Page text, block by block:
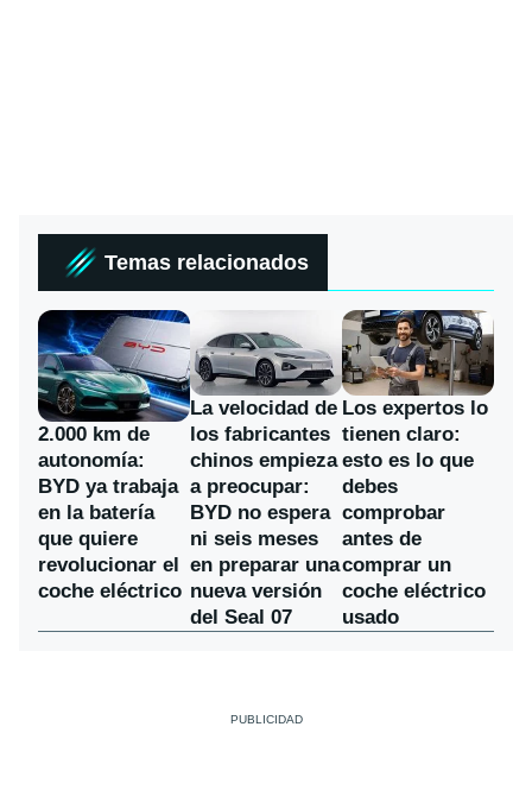
Temas relacionados
2.000 km de
autonomía:
BYD ya trabaja
en la batería
que quiere
revolucionar el
coche eléctrico
La velocidad de
los fabricantes
chinos empieza
a preocupar:
BYD no espera
ni seis meses
en preparar una
nueva versión
del Seal 07
Los expertos lo
tienen claro:
esto es lo que
debes
comprobar
antes de
comprar un
coche eléctrico
usado